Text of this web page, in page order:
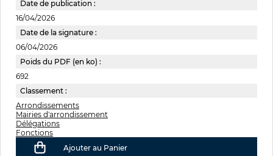
Date de publication :
16/04/2026
Date de la signature :
06/04/2026
Poids du PDF (en ko) :
692
Classement :
Arrondissements
Mairies d'arrondissement
Délégations
Fonctions
Ajouter au Panier